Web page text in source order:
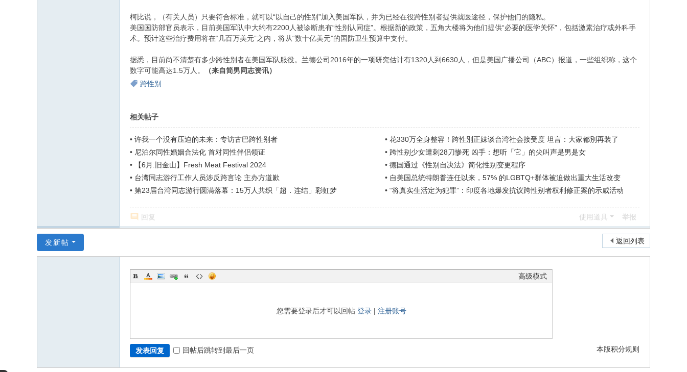
柯比说，（有关人员）只要符合标准，就可以“以自己的性别”加入美国军队，并为已经在役跨性别者提供就医途径，保护他们的隐私。
美国国防部官员表示，目前美国军队中大约有2200人被诊断患有“性别认同症”。根据新的政策，五角大楼将为他们提供“必要的医学关怀”，包括激素治疗或外科手
术。预计这些治疗费用将在“几百万美元”之内，将从“数十亿美元”的国防卫生预算中支付。
据悉，目前尚不清楚有多少跨性别者在美国军队服役。兰德公司2016年的一项研究估计有1320人到6630人，但是美国广播公司（ABC）报道，一些组织称，这个
数字可能高达1.5万人。
（来自简男同志资讯）
跨性别
相关帖子
• 许我一个没有压迫的未来：专访古巴跨性别者 • 花330万全身整容！跨性別正妹谈台湾社会接受度 坦言：大家都別再装了
• 尼泊尔同性婚姻合法化 首对同性伴侣领证 • 跨性别少女遭刺28刀惨死 凶手：想听「它」的尖叫声是男是女
•
【6月.旧金山】Fresh Meat Festival 2024 • 德国通过《性别自决法》简化性别变更程序
• 台湾同志游行工作人员涉反跨言论 主办方道歉 • 自美国总统特朗普连任以来，57% 的LGBTQ+群体被迫做出重大生活改变
• 第23届台湾同志游行圆满落幕：15万人共织「超．连结」彩虹梦 • “将真实生活定为犯罪”：印度各地爆发抗议跨性别者权利修正案的示威活动
回复 使用道具 举报
返回列表
发新帖
高级模式
您需要登录后才可以回帖 登录| 注册账号
本版积分规则
发表回复 回帖后跳转到最后一页